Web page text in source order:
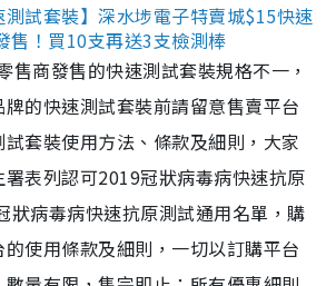
試套裝】深水埗電子特賣城$15快速
售！買10支再送3支檢測棒
售商發售的快速測試套裝規格不一，
的快速測試套裝前請留意售賣平台
套裝使用方法、條款及細則，大家
表列認可2019冠狀病毒病快速抗原
狀病毒病快速抗原測試通用名單，購
使用條款及細則，一切以訂購平台